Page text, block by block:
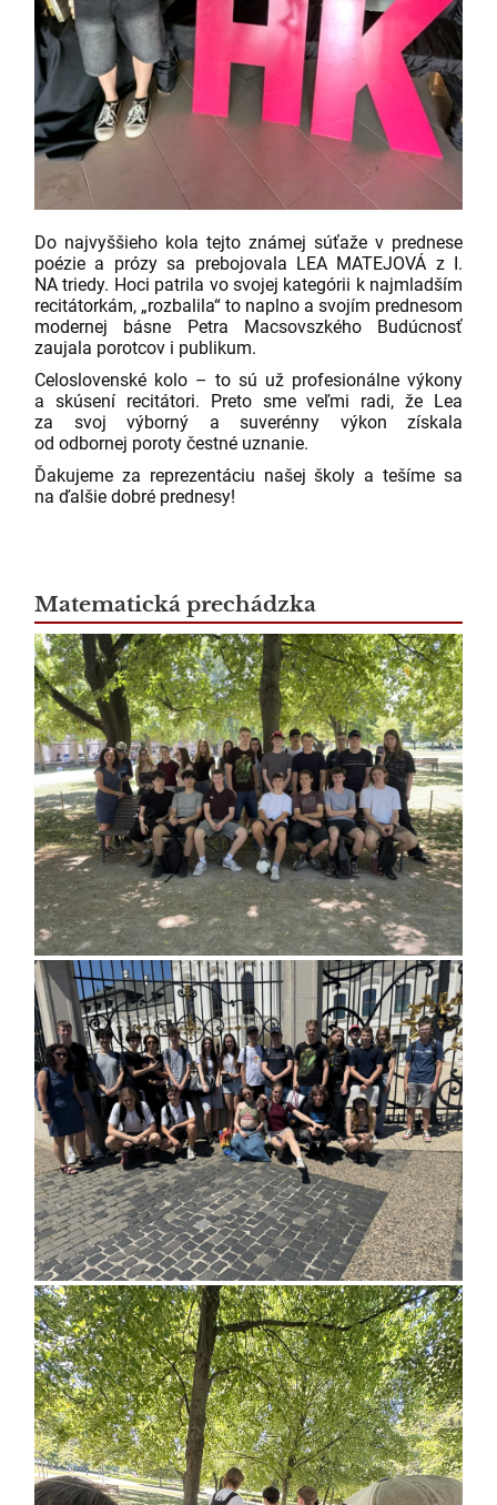
Do najvyššieho kola tejto známej súťaže v prednese
poézie a prózy sa prebojovala LEA MATEJOVÁ z I.
NA triedy. Hoci patrila vo svojej kategórii k najmladším
recitátorkám, „rozbalila“ to naplno a svojím prednesom
modernej básne Petra Macsovszkého Budúcnosť
zaujala porotcov i publikum.
Celoslovenské kolo – to sú už profesionálne výkony
a skúsení recitátori. Preto sme veľmi radi, že Lea
za svoj výborný a suverénny výkon získala
od odbornej poroty čestné uznanie.
Ďakujeme za reprezentáciu našej školy a tešíme sa
na ďalšie dobré prednesy!
Matematická prechádzka